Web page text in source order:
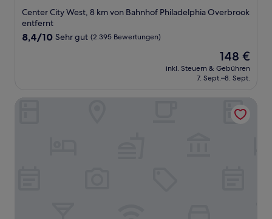
Sterne-
Unterkunft
Center City West, 8 km von Bahnhof Philadelphia Overbrook
entfernt
8.4
Bewertungen)
8,4/10 Sehr gut (2.395 Bewertungen)
Der
Preis
beträgt
148 €
inkl. Steuern & Gebühren
7. Sept.–8. Sept.
Cambria Hotel Philadelphia Downtown - Center City